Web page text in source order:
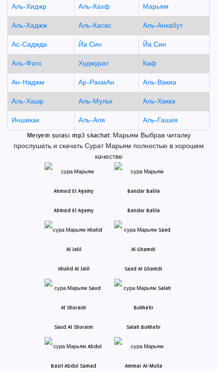
Аль-Хиджр
Аль-Кахф
Марьям
Аль-Хаджж
Аль-Касас
Аль-Анкабут
Ас-Саджда
Йа Син
Йа Син
Аль-Фатх
Худжурат
Каф
Ан-Наджм
Ар-РахмАн
Аль-Вакиа
Аль-Хашр
Аль-Мульк
Аль-Хакка
Иншикак
Аль-Аля
Аль-Гашия
Meryem surasi mp3 skachat: Марьям Выбрав читалку
прослушать и скачать Сурат Марьям полностью в хорошем
качестве
Ahmed El Agamy Bandar Balila
Khalid Al Jalil Saad Al Ghamdi
Saud Al Shuraim Salah Bukhatir